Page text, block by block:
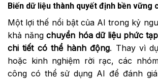
Biến dữ liệu thành quyết định bền vững
Một lợi thế nổi bật của AI trong kỷ
khả năngchuyển hóa dữ liệu phức
chi tiết có thể hành động. Thay vì
hoặc kinh nghiệm rời rạc, các
công có thể sử dụng AI để đánh